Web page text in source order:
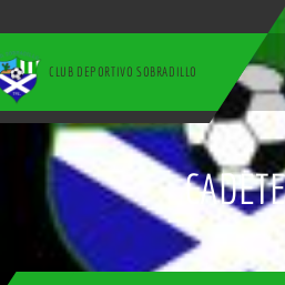
CLUB DEPORTIVO SOBRADILLO